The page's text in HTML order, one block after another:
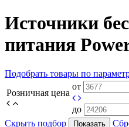
Источники
питания
Подобрать товары по
Розничная цена
от
до
Скрыть подбор
Показать